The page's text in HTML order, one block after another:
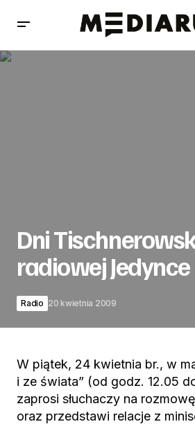
Dni
radiowej Jedynce
Radio 20 kwietnia 2009
W piątek, 24 kwietnia br., w
i ze świata” (od godz. 12.05
zaprosi słuchaczy na
oraz przedstawi relacje z